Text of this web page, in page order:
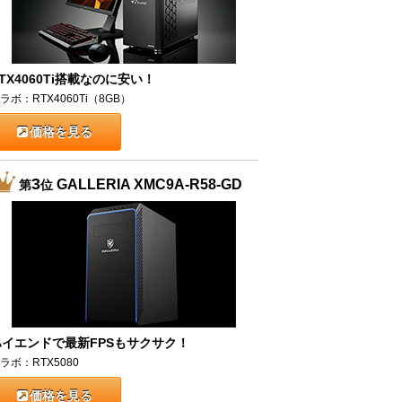
搭載なのに安い！
ボ：RTX4060Ti（8GB）
価格を見る
第3位GALLERIA XMC9A-R58-GD
エンドで最新FPSもサクサク！
ボ：RTX5080
価格を見る